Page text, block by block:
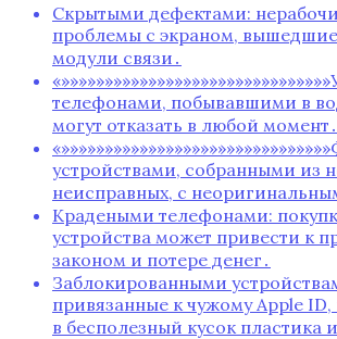
Скрытыми дефектами:
проблемы с экраном, вышедшие
модули связи․
телефонами, побывавшими в
могут отказать в любой момент․
устройствами, собранными из
неисправных, с
Крадеными телефонами:
устройства может привести к
законом и потере денег․
Заблокированными
привязанные к чужому Apple
в бесполезный кусок пластика